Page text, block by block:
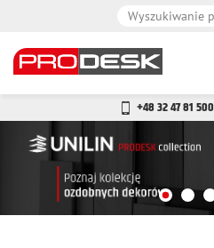
+48 32 47 81 500